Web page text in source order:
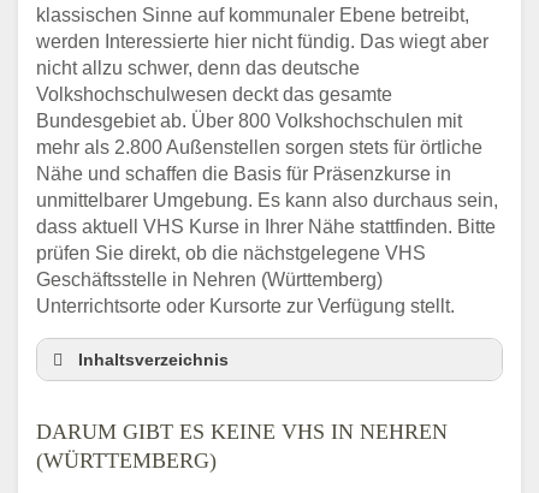
klassischen Sinne auf kommunaler Ebene betreibt,
werden Interessierte hier nicht fündig. Das wiegt aber
nicht allzu schwer, denn das deutsche
Volkshochschulwesen deckt das gesamte
Bundesgebiet ab. Über 800 Volkshochschulen mit
mehr als 2.800 Außenstellen sorgen stets für örtliche
Nähe und schaffen die Basis für Präsenzkurse in
unmittelbarer Umgebung. Es kann also durchaus sein,
dass aktuell VHS Kurse in Ihrer Nähe stattfinden. Bitte
prüfen Sie direkt, ob die nächstgelegene VHS
Geschäftsstelle in Nehren (Württemberg)
Unterrichtsorte oder Kursorte zur Verfügung stellt.
Inhaltsverzeichnis
(Württemberg)
3 schnelle Tipps
DARUM GIBT ES KEINE VHS IN NEHREN
(WÜRTTEMBERG)